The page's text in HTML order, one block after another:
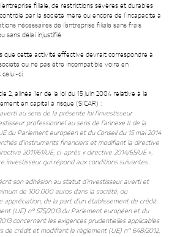
filiale, de restrictions sévères et durables
par la société mère ou encore de l’incapacité à
nécessaires de l’entreprise filiale sans frais
sans délai injustifié
que cette activité effective devrait correspondre à
société ou ne pas être incompatible voire en
celui-ci.
2, alinéa 1er de la loi du 15 juin 2004 relative à la
en capital à risque (SICAR) :
au sens de la présente loi l’investisseur
professionnel au sens de l’annexe II de la
du Parlement européen et du Conseil du 15 mai 2014
d’instruments financiers et modifiant la directive
2011/61/UE, ci-après « directive 2014/65/UE »,
investisseur qui répond aux conditions suivantes :
son adhésion au statut d’investisseur averti et
de 100.000 euros dans la société, ou
appréciation, de la part d’un établissement de crédit
(UE) n° 575/2013 du Parlement européen et du
concernant les exigences prudentielles applicables
de crédit et modifiant le règlement (UE) n° 648/2012,